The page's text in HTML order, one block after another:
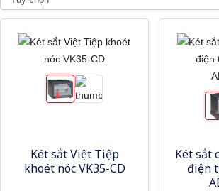
Két sắt Việt Tiệp
khoét nóc VK35-CD
Két sắt
điện